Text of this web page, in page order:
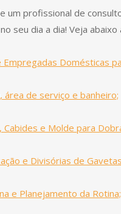
um profissional de
seu dia a dia! Veja
Domésticas
área de serviço e banheiro;
Cabides e Molde para
e Divisórias de
e Planejamento da Rotina;